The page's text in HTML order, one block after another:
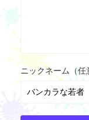
ニックネーム（任